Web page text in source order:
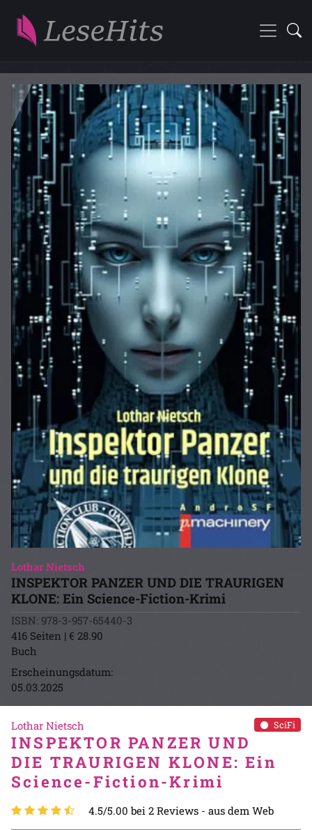
Lothar Nietsch
INSPEKTOR PANZER UND DIE TRAURIGEN
KLONE: Ein Science-Fiction-Krimi
ISBN: 978-3-957-65440-3
416 Seiten | € 28.90
Buch
Erscheinungsdatum:
05.03.2025
SciFi
Lothar Nietsch
INSPEKTOR PANZER UND
DIE TRAURIGEN KLONE: Ein
Science-Fiction-Krimi
4.5/5.00 bei 2 Reviews - aus dem Web